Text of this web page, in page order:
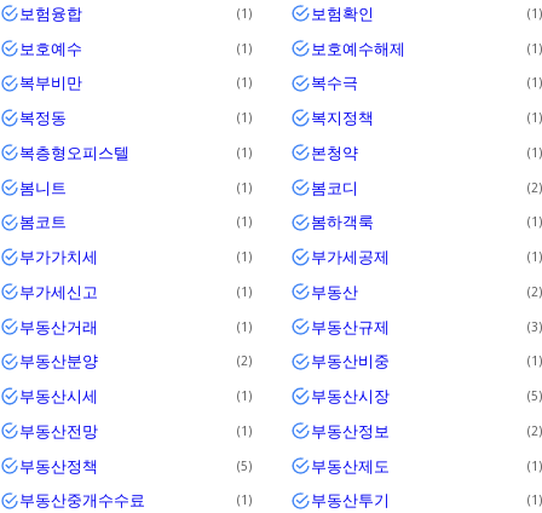
보험융합 1 보험확인 1
보호예수 1 보호예수해제 1
복부비만 1 복수극 1
복정동 1 복지정책 1
복층형오피스텔 1 본청약 1
봄니트 1 봄코디 2
봄코트 1 봄하객룩 1
부가가치세 1 부가세공제 1
부가세신고 1 부동산 2
부동산거래 1 부동산규제 3
부동산분양 2 부동산비중 1
부동산시세 1 부동산시장 5
부동산전망 1 부동산정보 2
부동산정책 5 부동산제도 1
부동산중개수수료 1 부동산투기 1